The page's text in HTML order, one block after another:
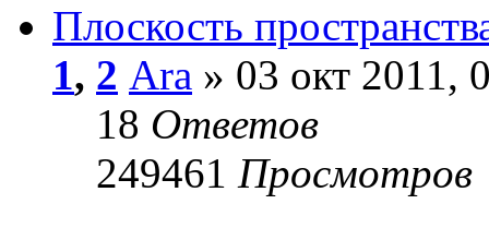
Плоскость
1, 2 Ara » 03 окт 2011,
18 Ответов
249461 Просмотров